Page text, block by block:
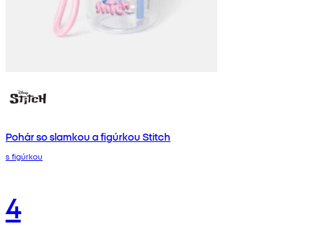
Pohár so slamkou a figúrkou Stitch
s figúrkou
4